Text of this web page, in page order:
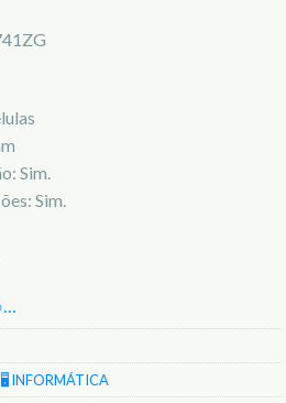
Sim.
Sim.
…
🖥️ INFORMÁTICA